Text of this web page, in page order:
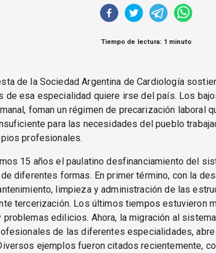
Tiempo de lectura: 1 minuto
de la Sociedad Argentina de Cardiología
de esa especialidad quiere irse del país. Los
foman un régimen de precarización laboral
para las necesidades del pueblo
profesionales.
15 años el paulatino desfinanciamiento del
diferentes formas. En primer término, con la
limpieza y administración de las
tercerización. Los últimos tiempos estuvieron
problemas edilicios. Ahora, la migración al
de las diferentes especialidades,
ejemplos fueron citados recientemente,